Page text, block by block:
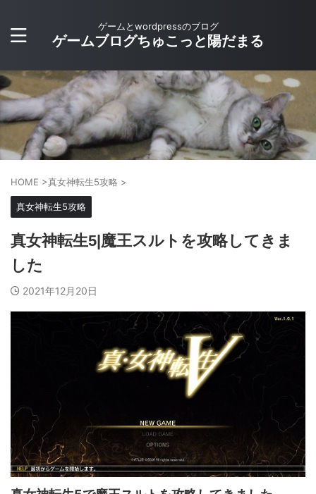
ゲームとwordpressのブログ
ゲームブログちゅこっと陽だまる
HOME >真女神転生5攻略 >
真女神転生5攻略
真女神転生5|魔王スルトを攻略してきま
した
2021年12月20日